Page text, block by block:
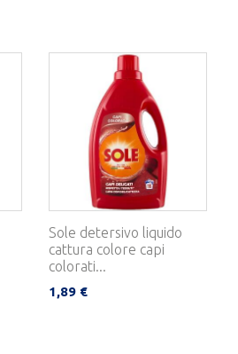
Sole detersivo liquido
cattura colore capi
colorati...
1,89 €